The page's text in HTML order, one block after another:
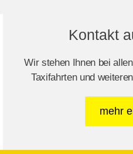
Kontakt
Wir stehen Ihnen bei
Taxifahrten und
mehr